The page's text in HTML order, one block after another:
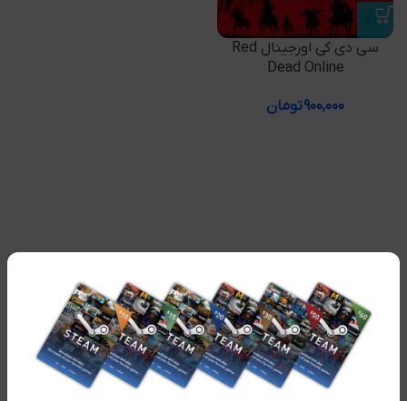
سی دی کی اورجینال Red
Dead Online
۹۰۰,۰۰۰تومان